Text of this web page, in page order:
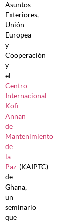
Asuntos
Exteriores,
Unión
Europea
y
Cooperación
y
el
Centro
Internacional
Kofi
Annan
de
Mantenimiento
de
la
Paz (KAIPTC)
de
Ghana,
un
seminario
que